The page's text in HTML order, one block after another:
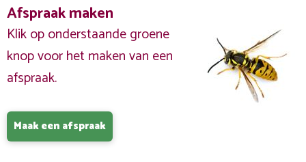
Afspraak maken
Klik op onderstaande groene
knop voor het maken van een
afspraak.
Maak een afspraak